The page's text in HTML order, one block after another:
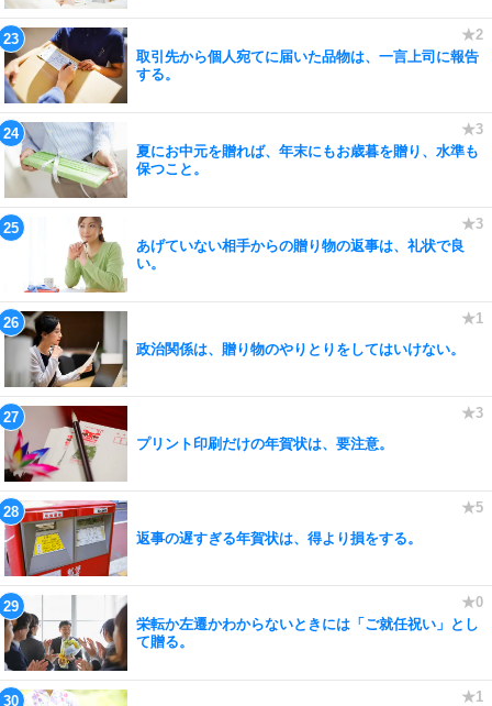
取引先から個人宛てに届いた品物は、一言上司に報告
する。
夏にお中元を贈れば、年末にもお歳暮を贈り、水準も
保つこと。
あげていない相手からの贈り物の返事は、礼状で良
い。
政治関係は、贈り物のやりとりをしてはいけない。
プリント印刷だけの年賀状は、要注意。
返事の遅すぎる年賀状は、得より損をする。
栄転か左遷かわからないときには「ご就任祝い」とし
て贈る。